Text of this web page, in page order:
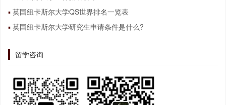
英国纽卡斯尔大学QS世界排名一览表
英国纽卡斯尔大学研究生申请条件是什么?
留学咨询